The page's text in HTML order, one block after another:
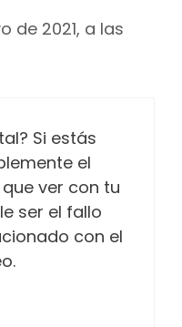
de 2021, a las
Si estás
el
ver con tu
ser el fallo
con el